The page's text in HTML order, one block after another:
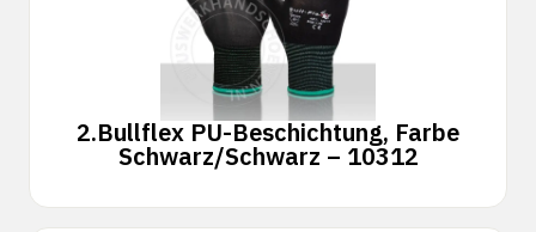
2.Bullflex PU-Beschichtung, Farbe
Schwarz/Schwarz – 10312